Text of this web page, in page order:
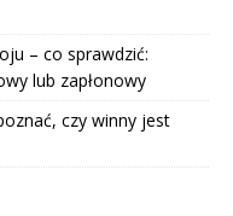
– co sprawdzić:
lub zapłonowy
czy winny jest